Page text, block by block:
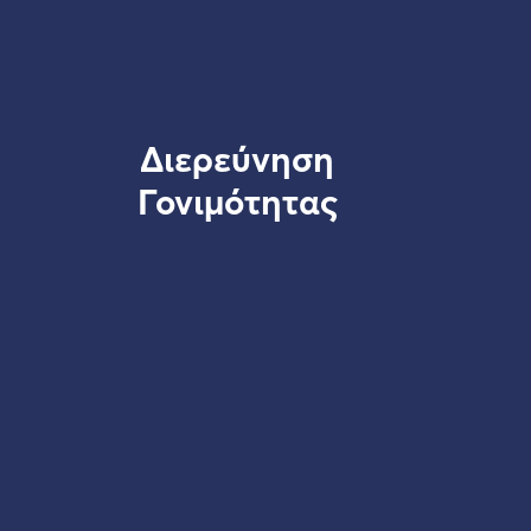
Διερεύνηση
Γονιμότητας